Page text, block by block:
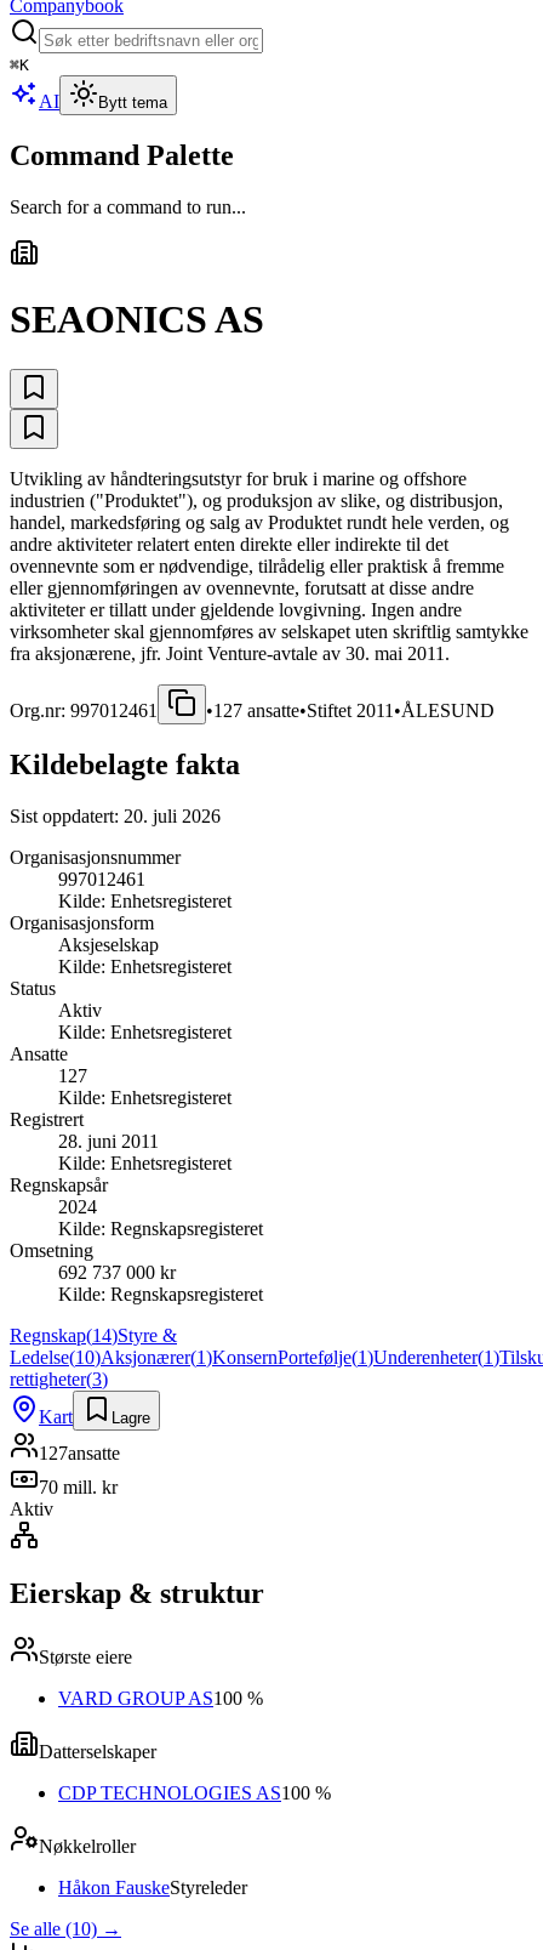
Companybook
⌘K
AI Bytt tema
Command Palette
Search for a command to run...
SEAONICS AS
Utvikling av håndteringsutstyr for bruk i marine og offshore
industrien ("Produktet"), og produksjon av slike, og distribusjon,
handel, markedsføring og salg av Produktet rundt hele verden, og
andre aktiviteter relatert enten direkte eller indirekte til det
ovennevnte som er nødvendige, tilrådelig eller praktisk å fremme
eller gjennomføringen av ovennevnte, forutsatt at disse andre
aktiviteter er tillatt under gjeldende lovgivning. Ingen andre
virksomheter skal gjennomføres av selskapet uten skriftlig samtykke
fra aksjonærene, jfr. Joint Venture-avtale av 30. mai 2011.
Org.nr: 997012461 •127 ansatte•Stiftet 2011 •ÅLESUND
Kildebelagte fakta
Sist oppdatert: 20. juli 2026
Organisasjonsnummer
997012461
Kilde: Enhetsregisteret
Organisasjonsform
Aksjeselskap
Kilde: Enhetsregisteret
Status
Aktiv
Kilde: Enhetsregisteret
Ansatte
127
Kilde: Enhetsregisteret
Registrert
28. juni 2011
Kilde: Enhetsregisteret
Regnskapsår
2024
Kilde: Regnskapsregisteret
Omsetning
692 737 000 kr
Kilde: Regnskapsregisteret
Regnskap(14)Styre &
Ledelse(10)Aksjonærer(1)KonsernPortefølje(1)Underenheter(1)
rettigheter(3)
Kart
Lagre
127ansatte
70 mill. kr
Aktiv
Eierskap & struktur
Største eiere
VARD GROUP AS100 %
Datterselskaper
CDP TECHNOLOGIES AS100 %
Nøkkelroller
Håkon FauskeStyreleder
Se alle (10) →